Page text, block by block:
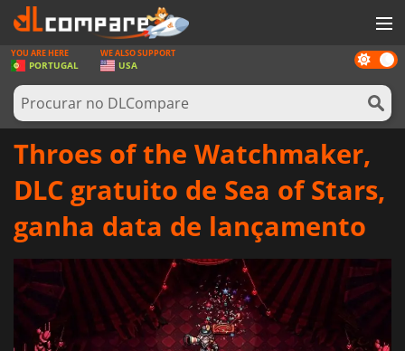
JOGOS
GAME CARDS
SOFTWARE
HARDWARE
NOTÍCIAS
ENTRAR OU REGISTAR
Dark
mode
YOU ARE HERE
PORTUGAL
WE ALSO SUPPORT
USA
Throes of the Watchmaker,
DLC gratuito de Sea of Stars,
ganha data de lançamento